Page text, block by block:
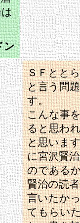
ン
ＳＦとと
と言う問
す。
こんな事
ると思わ
と思いま
に宮沢賢
のである
賢治の読
言いたか
てもらい